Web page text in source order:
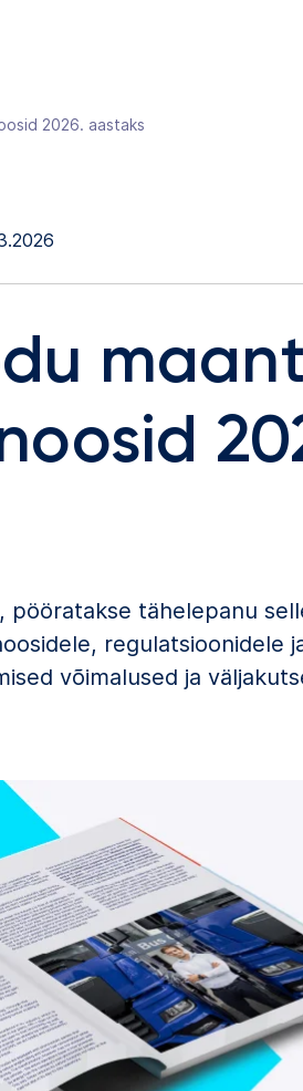
2026. aastaks
pööratakse tähelepanu
regulatsioonidele
võimalused ja